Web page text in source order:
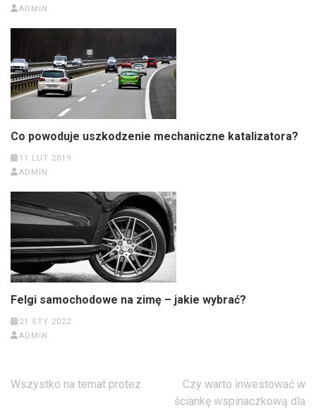
ADMIN
Co powoduje uszkodzenie mechaniczne katalizatora?
11 LUT 2019
ADMIN
Felgi samochodowe na zimę – jakie wybrać?
21 STY 2022
ADMIN
Nawigacja
Wszystko na temat protez
Czy warto inwestować w
ściankę wspinaczkową dla